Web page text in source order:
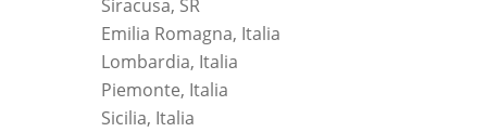
Siracusa, SR
Emilia Romagna, Italia
Lombardia, Italia
Piemonte, Italia
Sicilia, Italia